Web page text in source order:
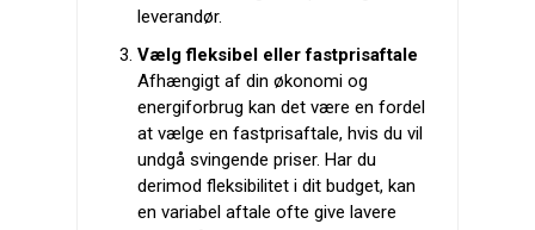
leverandør.
Vælg fleksibel eller fastprisaftale
Afhængigt af din økonomi og
energiforbrug kan det være en fordel
at vælge en fastprisaftale, hvis du vil
undgå svingende priser. Har du
derimod fleksibilitet i dit budget, kan
en variabel aftale ofte give lavere